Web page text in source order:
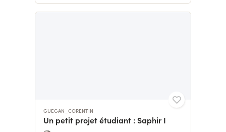
GUEGAN_CORENTIN
Un petit projet étudiant : Saphir I